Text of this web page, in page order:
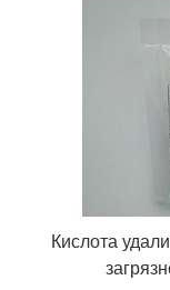
Кислота